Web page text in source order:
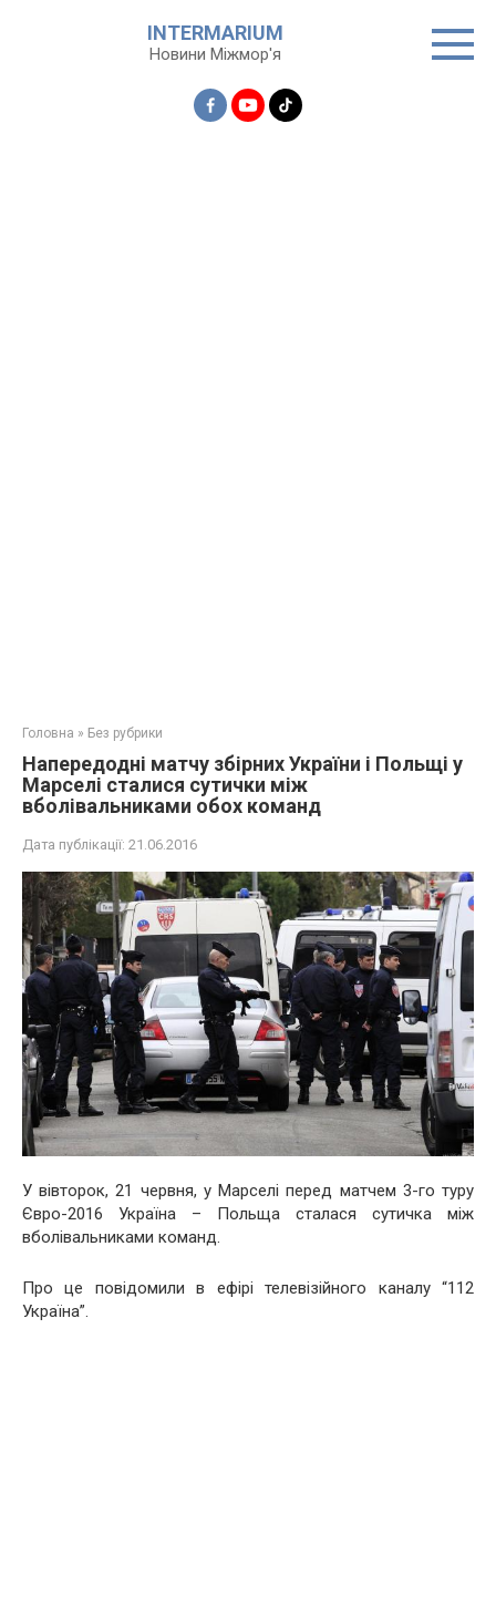
INTERMARIUM
Новини Міжмор'я
Головна » Без рубрики
Напередодні матчу збірних України і Польщі у
Марселі сталися сутички між
вболівальниками обох команд
Дата публікації: 21.06.2016
У вівторок, 21 червня, у Марселі перед матчем 3-го туру
Євро-2016 Україна – Польща сталася сутичка між
вболівальниками команд.
Про це повідомили в ефірі телевізійного каналу “112
Україна”.